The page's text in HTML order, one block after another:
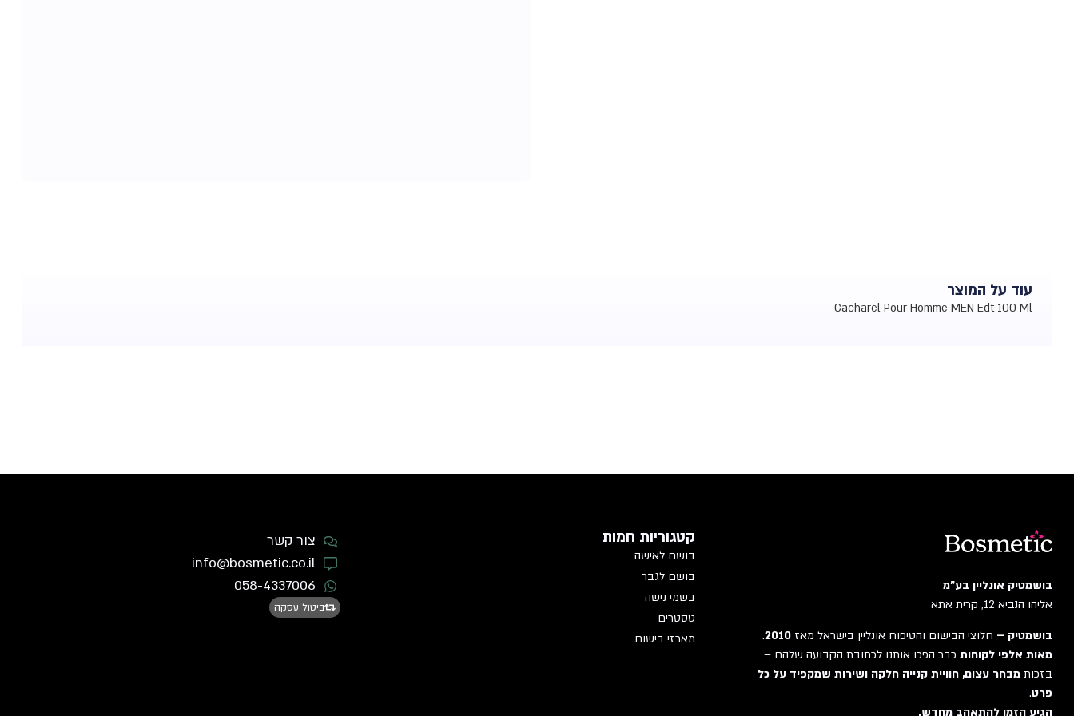
עוד על המוצר
Cacharel Pour Homme MEN Edt 100 Ml
בושמטיק אונליין בע"מ
אליהו הנביא 12, קרית אתא
בושמטיק – חלוצי הבישום והטיפוח אונליין בישראל מאז 2010
.
מאות אלפי לקוחות כבר הפכו אותנו לכתובת הקבועה שלהם –
בזכות מבחר עצום, חוויית קנייה חלקה ושירות שמקפיד על כל
פרט.
הגיע הזמן להתאהב מחדש.
קטגוריות חמות
בושם לאישה
בושם לגבר
בשמי נישה
טסטרים
מארזי בישום
צור קשר
info@bosmetic.co.il
058-4337006
ביטול עסקה